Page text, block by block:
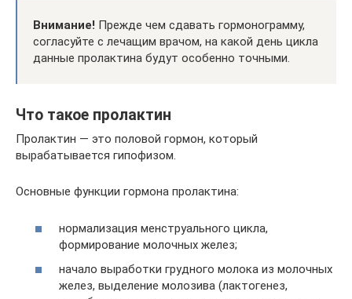
Внимание! Прежде чем сдавать гормонограмму,
согласуйте с лечащим врачом, на какой день цикла
данные пролактина будут особенно точными.
Что такое пролактин
Пролактин — это половой гормон, который
вырабатывается гипофизом.
Основные функции гормона пролактина:
нормализация менструального цикла,
формирование молочных желез;
начало выработки грудного молока из молочных
желез, выделение молозива (лактогенез,